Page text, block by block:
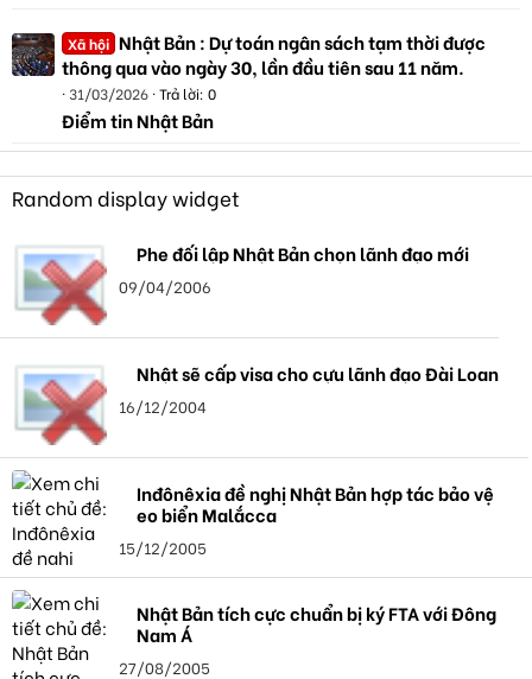
Xã hội Nhật Bản : Dự toán ngân sách tạm thời được
thông qua vào ngày 30, lần đầu tiên sau 11 năm.
31/03/2026 Trả lời: 0
Điểm tin Nhật Bản
Random display widget
Phe đối lập Nhật Bản chọn lãnh đạo mới
09/04/2006
Nhật sẽ cấp visa cho cựu lãnh đạo Đài Loan
16/12/2004
Inđônêxia đề nghị Nhật Bản hợp tác bảo vệ
eo biển Malắcca
15/12/2005
Nhật Bản tích cực chuẩn bị ký FTA với Đông
Nam Á
27/08/2005